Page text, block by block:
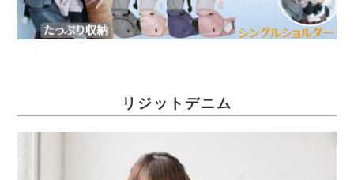
リジットデニム